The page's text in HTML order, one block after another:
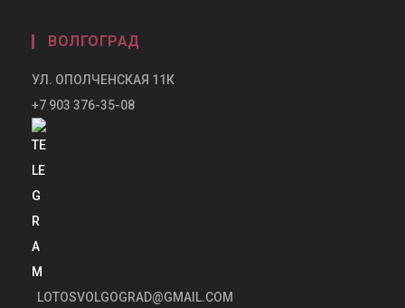
ВОЛГОГРАД
УЛ. ОПОЛЧЕНСКАЯ 11К
+7 903 376-35-08
LOTOSVOLGOGRAD@GMAIL.COM